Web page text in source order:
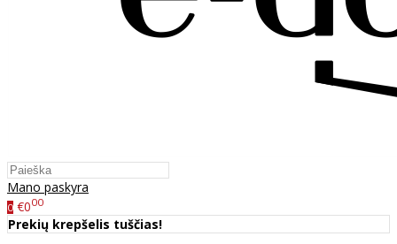
Mano paskyra
0 €000
Prekių krepšelis tuščias!